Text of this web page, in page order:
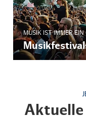
MUSIK IST IMMER
Aktuelle